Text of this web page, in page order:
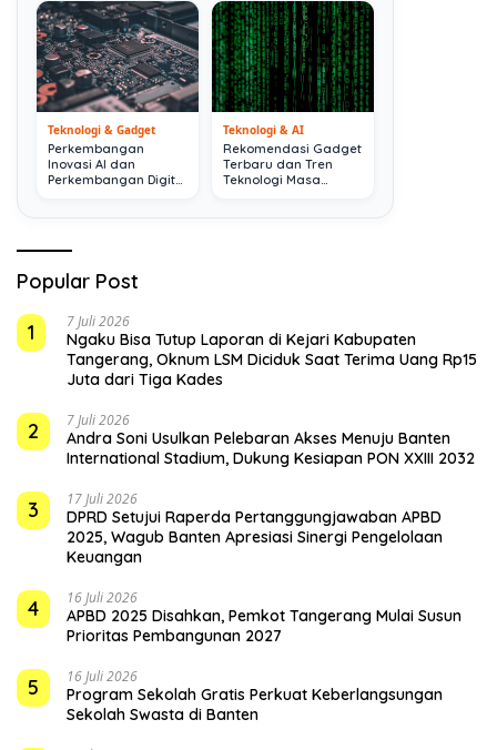
Teknologi & Gadget
Perkembangan
Inovasi AI dan
Perkembangan Digital
Teknologi & AI
Rekomendasi Gadget
Terbaru dan Tren
Teknologi Masa
Popular Post
1
7 Juli 2026
Ngaku Bisa Tutup Laporan di Kejari Kabupaten
Tangerang, Oknum LSM Diciduk Saat Terima Uang Rp15
Juta dari Tiga Kades
2 7 Juli 2026
Andra Soni Usulkan Pelebaran Akses Menuju Banten
International Stadium, Dukung Kesiapan PON XXIII 2032
3 17 Juli 2026
DPRD Setujui Raperda Pertanggungjawaban APBD
2025, Wagub Banten Apresiasi Sinergi Pengelolaan
Keuangan
4 16 Juli 2026
APBD 2025 Disahkan, Pemkot Tangerang Mulai Susun
Prioritas Pembangunan 2027
5 16 Juli 2026
Program Sekolah Gratis Perkuat Keberlangsungan
Sekolah Swasta di Banten